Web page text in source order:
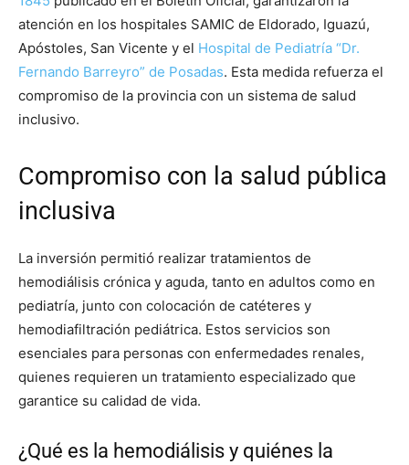
atención en los hospitales SAMIC de Eldorado, Iguazú,
Apóstoles, San Vicente y el Hospital de Pediatría “Dr.
Fernando Barreyro” de Posadas. Esta medida refuerza el
compromiso de la provincia con un sistema de salud
inclusivo.
Compromiso con la salud pública
inclusiva
La inversión permitió realizar tratamientos de
hemodiálisis crónica y aguda, tanto en adultos como en
pediatría, junto con colocación de catéteres y
hemodiafiltración pediátrica. Estos servicios son
esenciales para personas con enfermedades renales,
quienes requieren un tratamiento especializado que
garantice su calidad de vida.
¿Qué es la hemodiálisis y quiénes la